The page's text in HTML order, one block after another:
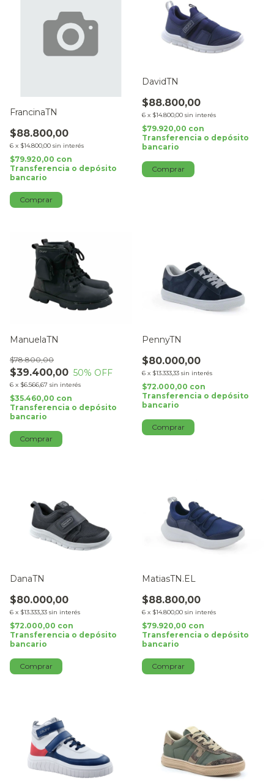
FrancinaTN
$88.800,00
6 x $14.800,00 sin interés
$79.920,00 con
Transferencia o depósito
bancario
Comprar
DavidTN
$88.800,00
6 x $14.800,00 sin interés
$79.920,00 con
Transferencia o depósito
bancario
Comprar
ManuelaTN
$39.400,00
$78.800,00
50% OFF
6 x $6.566,67 sin interés
$35.460,00 con
Transferencia o depósito
bancario
Comprar
PennyTN
$80.000,00
6 x $13.333,33 sin interés
$72.000,00 con
Transferencia o depósito
bancario
Comprar
DanaTN
$80.000,00
6 x $13.333,33 sin interés
$72.000,00 con
Transferencia o depósito
bancario
Comprar
MatiasTN.EL
$88.800,00
6 x $14.800,00 sin interés
$79.920,00 con
Transferencia o depósito
bancario
Comprar